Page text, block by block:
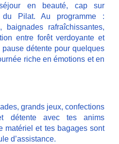
en beauté, cap sur
du Pilat. Au programme :
baignades rafraîchissantes,
entre forêt verdoyante et
détente pour quelques
riche en émotions et en
grands jeux, confections
détente avec tes anims
matériel et tes bagages sont
d’assistance.